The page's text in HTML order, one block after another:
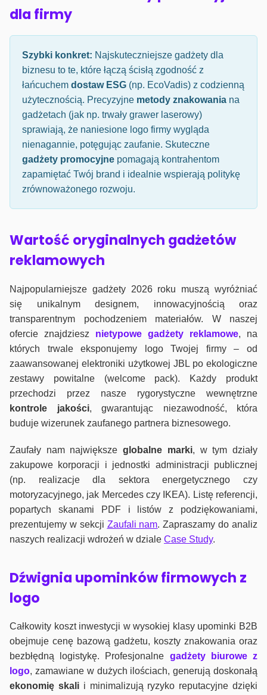
dla firmy
Szybki konkret: Najskuteczniejsze gadżety dla
biznesu to te, które łączą ścisłą zgodność z
łańcuchem dostaw ESG (np. EcoVadis) z codzienną
użytecznością. Precyzyjne metody znakowania na
gadżetach (jak np. trwały grawer laserowy)
sprawiają, że naniesione logo firmy wygląda
nienagannie, potęgując zaufanie. Skuteczne
gadżety promocyjne pomagają kontrahentom
zapamiętać Twój brand i idealnie wspierają politykę
zrównoważonego rozwoju.
Wartość oryginalnych gadżetów
reklamowych
Najpopularniejsze gadżety 2026 roku muszą wyróżniać
się unikalnym designem, innowacyjnością oraz
transparentnym pochodzeniem materiałów. W naszej
ofercie znajdziesz nietypowe gadżety reklamowe, na
których trwale eksponujemy logo Twojej firmy – od
zaawansowanej elektroniki użytkowej JBL po ekologiczne
zestawy powitalne (welcome pack). Każdy produkt
przechodzi przez nasze rygorystyczne wewnętrzne
kontrole jakości, gwarantując niezawodność, która
buduje wizerunek zaufanego partnera biznesowego.
Zaufały nam największeglobalne marki, w tym działy
zakupowe korporacji i jednostki administracji publicznej
(np. realizacje dla sektora energetycznego czy
motoryzacyjnego, jak Mercedes czy IKEA). Listę referencji,
popartych skanami PDF i listów z podziękowaniami,
prezentujemy w sekcji Zaufali nam. Zapraszamy do analiz
naszych realizacji wdrożeń w dziale Case Study.
Dźwignia upominków firmowych z
logo
Całkowity koszt inwestycji w wysokiej klasy upominki B2B
obejmuje cenę bazową gadżetu, koszty znakowania oraz
bezbłędną logistykę. Profesjonalne gadżety biurowe z
logo, zamawiane w dużych ilościach, generują doskonałą
ekonomię skalii minimalizują ryzyko reputacyjne dzięki